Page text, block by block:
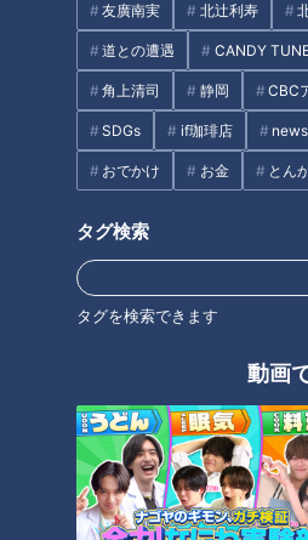
友廣南実 北辻利寿
道との遭遇 CANDY
角上清司 静岡 CBC
SDGs if珈琲店
おでかけ お金 とん
タグ検索
タグを検索できます
動画
「サンデードラゴンズ」より根尾昂選手
去年の秋、立浪和義監督は「根尾
り、根尾選手もことし１月のサン
でスタメン獲ります」と高らかに
かった。また外野は大島洋平選手
航丞選手、外国人選手と熾烈を極
はわずか８試合。根尾選手の出場
ョート再コンバートを提案して計